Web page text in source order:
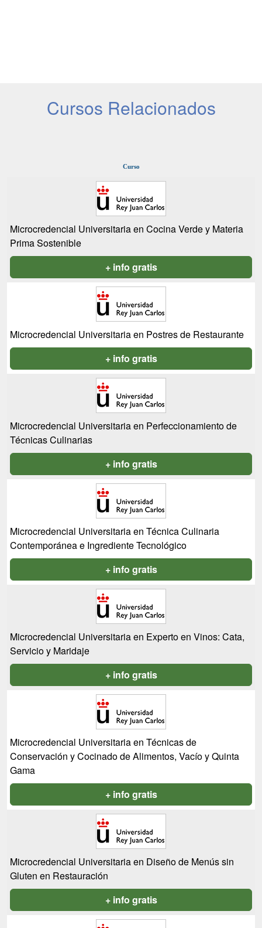
Cursos Relacionados
Curso
Microcredencial Universitaria en Cocina Verde y Materia
Prima Sostenible
+ info gratis
Microcredencial Universitaria en Postres de Restaurante
+ info gratis
Microcredencial Universitaria en Perfeccionamiento de
Técnicas Culinarias
+ info gratis
Microcredencial Universitaria en Técnica Culinaria
Contemporánea e Ingrediente Tecnológico
+ info gratis
Microcredencial Universitaria en Experto en Vinos: Cata,
Servicio y Maridaje
+ info gratis
Microcredencial Universitaria en Técnicas de
Conservación y Cocinado de Alimentos, Vacío y Quinta
Gama
+ info gratis
Microcredencial Universitaria en Diseño de Menús sin
Gluten en Restauración
+ info gratis